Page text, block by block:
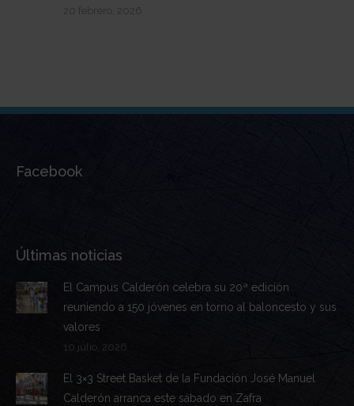
Facebook
Últimas noticias
El Campus Calderón celebra su 20ª edición
reuniendo a 150 jóvenes en torno al baloncesto y sus
valores
10 julio, 2026
El 3×3 Street Basket de la Fundación José Manuel
Calderón arranca este sábado en Zafra